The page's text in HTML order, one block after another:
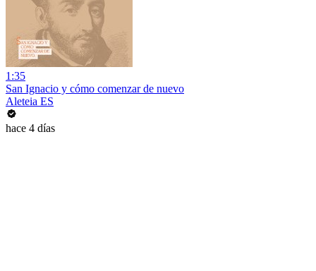
1:35
San Ignacio y cómo comenzar de nuevo
Aleteia ES
hace 4 días